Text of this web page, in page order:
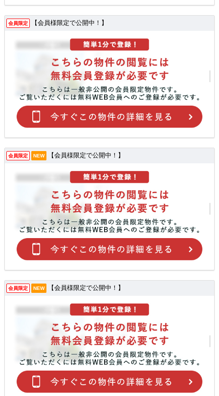
会員限定 【会員様限定で公開中！】
会員限定 NEW 【会員様限定で公開中！】
会員限定 NEW 【会員様限定で公開中！】